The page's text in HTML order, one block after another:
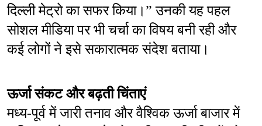
दिल्ली मेट्रो का सफर किया।” उनकी यह पहल
सोशल मीडिया पर भी चर्चा का विषय बनी रही और
कई लोगों ने इसे सकारात्मक संदेश बताया।
ऊर्जा संकट और बढ़ती चिंताएं
मध्य-पूर्व में जारी तनाव और वैश्विक ऊर्जा बाजार में